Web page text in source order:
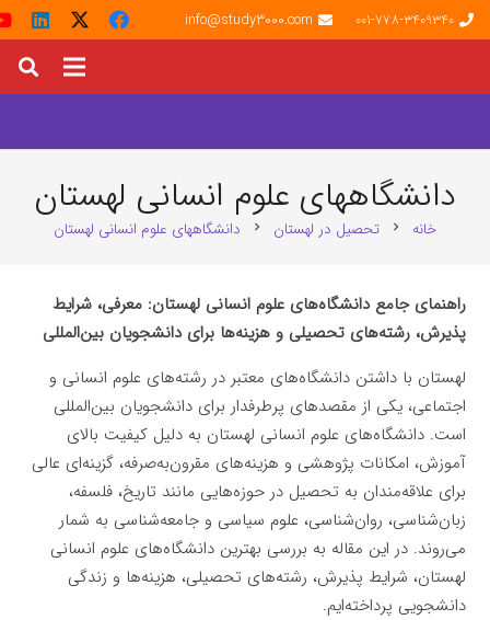
001-778-3409340
info@study3000.com
دانشگاههای علوم انسانی لهستان
خانه chevron_right تحصیل در لهستان chevron_right دانشگاههای علوم انسانی لهستان
راهنمای جامع دانشگاه‌های علوم انسانی لهستان: معرفی، شرایط
پذیرش، رشته‌های تحصیلی و هزینه‌ها برای دانشجویان بین‌المللی
لهستان با داشتن دانشگاه‌های معتبر در رشته‌های علوم انسانی و
اجتماعی، یکی از مقصدهای پرطرفدار برای دانشجویان بین‌المللی
است. دانشگاه‌های علوم انسانی لهستان به دلیل کیفیت بالای
آموزش، امکانات پژوهشی و هزینه‌های مقرون‌به‌صرفه، گزینه‌ای عالی
برای علاقه‌مندان به تحصیل در حوزه‌هایی مانند تاریخ، فلسفه،
زبان‌شناسی، روان‌شناسی، علوم سیاسی و جامعه‌شناسی به شمار
می‌روند. در این مقاله به بررسی بهترین دانشگاه‌های علوم انسانی
لهستان، شرایط پذیرش، رشته‌های تحصیلی، هزینه‌ها و زندگی
دانشجویی پرداخته‌ایم.